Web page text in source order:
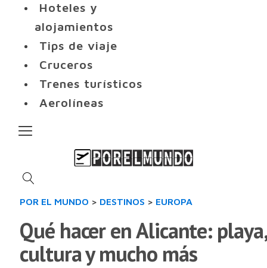
Hoteles y
alojamientos
Tips de viaje
Cruceros
Trenes turísticos
Aerolíneas
POR EL MUNDO > DESTINOS > EUROPA
Qué hacer en Alicante: playa,
cultura y mucho más